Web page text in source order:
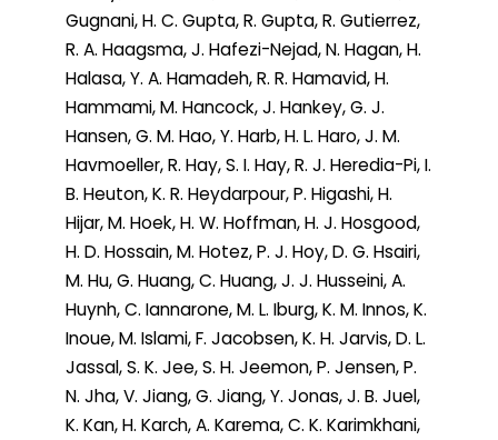
Gugnani, H. C. Gupta, R. Gupta, R. Gutierrez,
R. A. Haagsma, J. Hafezi-Nejad, N. Hagan, H.
Halasa, Y. A. Hamadeh, R. R. Hamavid, H.
Hammami, M. Hancock, J. Hankey, G. J.
Hansen, G. M. Hao, Y. Harb, H. L. Haro, J. M.
Havmoeller, R. Hay, S. I. Hay, R. J. Heredia-Pi, I.
B. Heuton, K. R. Heydarpour, P. Higashi, H.
Hijar, M. Hoek, H. W. Hoffman, H. J. Hosgood,
H. D. Hossain, M. Hotez, P. J. Hoy, D. G. Hsairi,
M. Hu, G. Huang, C. Huang, J. J. Husseini, A.
Huynh, C. Iannarone, M. L. Iburg, K. M. Innos, K.
Inoue, M. Islami, F. Jacobsen, K. H. Jarvis, D. L.
Jassal, S. K. Jee, S. H. Jeemon, P. Jensen, P.
N. Jha, V. Jiang, G. Jiang, Y. Jonas, J. B. Juel,
K. Kan, H. Karch, A. Karema, C. K. Karimkhani,